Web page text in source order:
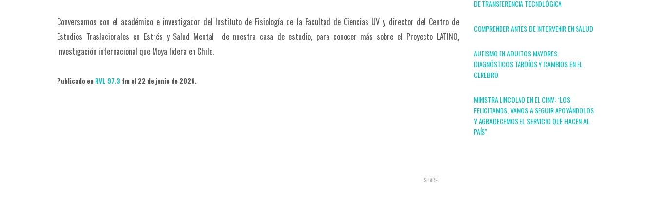
Conversamos con el académico e investigador del Instituto de Fisiología de la Facultad de Ciencias UV y director del Centro de
Estudios Traslacionales en Estrés y Salud Mental de nuestra casa de estudio, para conocer más sobre el Proyecto LATINO,
investigación internacional que Moya lidera en Chile.
Publicado en RVL 97.3 fm el 22 de junio de 2026.
SHARE
DE TRANSFERENCIA TECNOLÓGICA
COMPRENDER ANTES DE INTERVENIR EN SALUD
AUTISMO EN ADULTOS MAYORES:
DIAGNÓSTICOS TARDÍOS Y CAMBIOS EN EL
CEREBRO
MINISTRA LINCOLAO EN EL CINV: “LOS
FELICITAMOS, VAMOS A SEGUIR APOYÁNDOLOS
Y AGRADECEMOS EL SERVICIO QUE HACEN AL
PAÍS”